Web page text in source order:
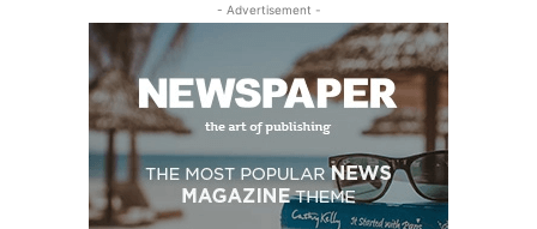
- Advertisement -